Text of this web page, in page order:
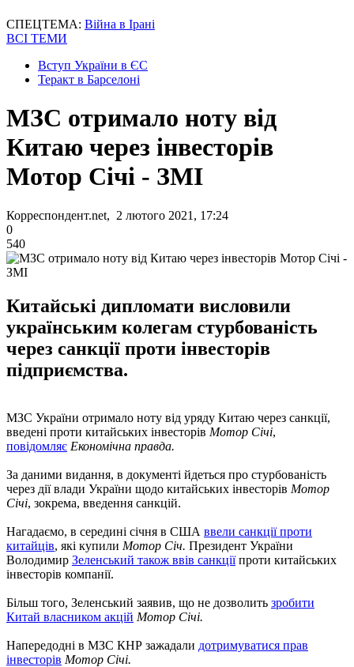
СПЕЦТЕМА: Війна в Ірані
ВСІ ТЕМИ
Вступ України в ЄС
Теракт в Барселоні
МЗС отримало ноту від
Китаю через інвесторів
Мотор Січі - ЗМІ
Корреспондент.net, 2 лютого 2021, 17:24
0
540
Китайські дипломати висловили
українським колегам стурбованість
через санкції проти інвесторів
підприємства.
МЗС України отримало ноту від уряду Китаю через санкції,
введені проти китайських інвесторів Мотор Січі,
повідомляє Економічна правда.
За даними видання, в документі йдеться про стурбованість
через дії влади України щодо китайських інвесторів Мотор
Січі, зокрема, введення санкцій.
Нагадаємо, в середині січня в США ввели санкції проти
китайців, які купили Мотор Січ. Президент України
Володимир Зеленський також ввів санкціїпроти китайських
інвесторів компанії.
Більш того, Зеленський заявив, що не дозволить зробити
Китай власником акцій Мотор Січі.
Напередодні в МЗС КНР зажадали дотримуватися прав
інвесторів Мотор Січі.